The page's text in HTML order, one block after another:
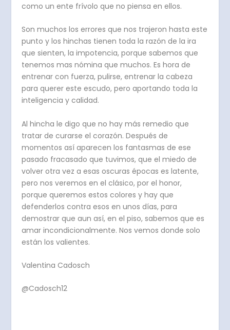
como un ente frívolo que no piensa en ellos.
Son muchos los errores que nos trajeron hasta este
punto y los hinchas tienen toda la razón de la ira
que sienten, la impotencia, porque sabemos que
tenemos mas nómina que muchos. Es hora de
entrenar con fuerza, pulirse, entrenar la cabeza
para querer este escudo, pero aportando toda la
inteligencia y calidad.
Al hincha le digo que no hay más remedio que
tratar de curarse el corazón. Después de
momentos así aparecen los fantasmas de ese
pasado fracasado que tuvimos, que el miedo de
volver otra vez a esas oscuras épocas es latente,
pero nos veremos en el clásico, por el honor,
porque queremos estos colores y hay que
defenderlos contra esos en unos días, para
demostrar que aun así, en el piso, sabemos que es
amar incondicionalmente. Nos vemos donde solo
están los valientes.
Valentina Cadosch
@Cadosch12